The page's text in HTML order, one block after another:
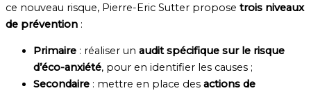
ce nouveau risque, Pierre-Eric Sutter propose trois niveaux
de prévention :
Primaire : réaliser un audit spécifique sur le risque
d’éco-anxiété, pour en identifier les causes ;
Secondaire : mettre en place des actions de